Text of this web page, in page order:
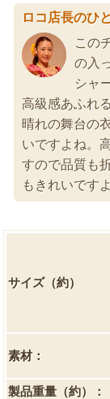
ロコ店長のひ
この
の入
シャ
高級感あふれ
晴れの舞台の
いですよね。
すので品質も
もきれいです
サイズ（約）
素材：
製品重量（約）：